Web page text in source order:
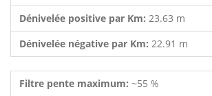
Dénivelée positive par Km: 23.63 m
Dénivelée négative par Km: 22.91 m
Filtre pente maximum: ~55 %